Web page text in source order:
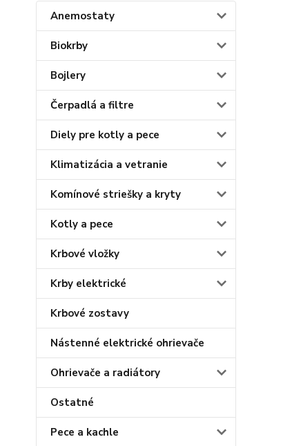
Anemostaty
Biokrby
Bojlery
Čerpadlá a filtre
Diely pre kotly a pece
Klimatizácia a vetranie
Komínové striešky a kryty
Kotly a pece
Krbové vložky
Krby elektrické
Krbové zostavy
Nástenné elektrické ohrievače
Ohrievače a radiátory
Ostatné
Pece a kachle